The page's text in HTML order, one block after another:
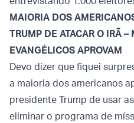
MAIORIA DOS
TRUMP DE ATACAR O IRÃ
EVANGÉLICOS APROVAM
Devo dizer que fiquei
a maioria dos americanos
presidente Trump de usar
eliminar o programa de